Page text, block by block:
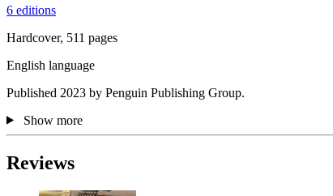
6 editions
Hardcover, 511 pages
English language
Published 2023 by Penguin Publishing Group.
Show more
Reviews